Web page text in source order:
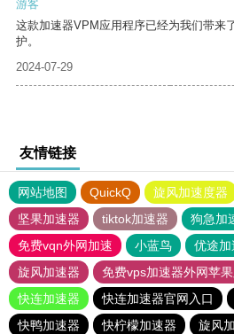
游客
这款加速器VPM应用程序已经为我们带来
护。
2024-07-29
友情链接
网站地图 QuickQ 旋风加速度器
坚果加速器
tiktok加速器
狗急加
免费vqn外网加速
小蓝鸟 优途加
旋风加速器
免费vps加速器外网苹
快连加速器
快连加速器官网入口
快鸭加速器
快柠檬加速器 旋风